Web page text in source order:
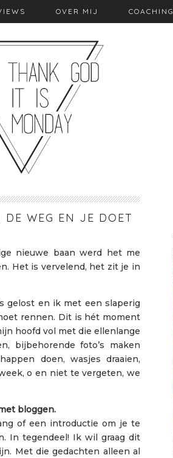
OVER MIJ COACHING
WEG EN JE DOET
nieuwe baan werd het me
Het is vervelend, het zit je in
gelost en ik met een slaperig
rennen. Dit is hét moment
hoofd vol met die ellenlange
bijbehorende foto’s maken
doen, wasjes draaien,
o en niet te vergeten, we
bloggen.
of een introductie om je te
In tegendeel! Ik wil graag dit
Met die gedachten alleen al